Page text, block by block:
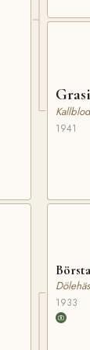
1941
1933